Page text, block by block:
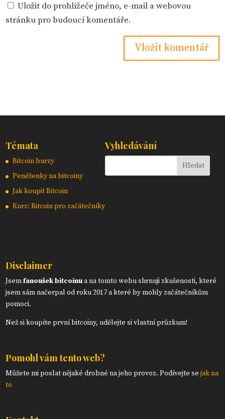
Uložit do prohlížeče jméno, e-mail a webovou
stránku pro budoucí komentáře.
Témata
Bitcoin burzy
Peněženky na bitcoiny
Jak koupit Bitcoin
Kurz: Bitcoin pro začátečníky
Vyhledávání
Disclaimer
Jsemfanoušek bitcoinua na tomto webu shrnuji zkušenosti, které
jsem sám načerpal od roku 2017 a které by mohly začátečníkům
pomoci.
Než si koupíte první bitcoiny, udělejte si vlastní průzkum!
Pomohl vám tento web?
Můžete mi poslat nějaké drobné na jeho provoz. Podívejte sejak na
to